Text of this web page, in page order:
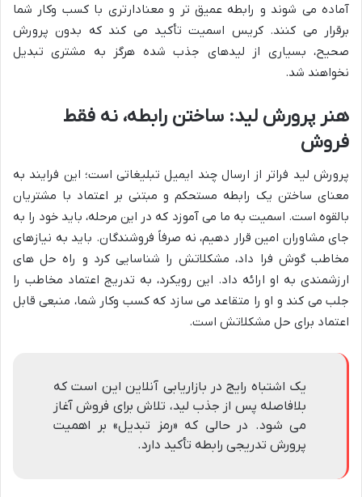
آماده می شوند و رابطه عمیق تر و معنادارتری با کسب وکار شما
برقرار می کنند. کریس اسمیت تأکید می کند که بدون پرورش
صحیح، بسیاری از لیدهای جذب شده هرگز به مشتری تبدیل
نخواهند شد.
هنر پرورش لید: ساختن رابطه، نه فقط
فروش
پرورش لید فراتر از ارسال چند ایمیل تبلیغاتی است؛ این فرایند به
معنای ساختن یک رابطه مستحکم و مبتنی بر اعتماد با مشتریان
بالقوه است. اسمیت به ما می آموزد که در این مرحله، باید خود را به
جای مشاوران امین قرار دهیم، نه صرفاً فروشندگان. باید به نیازهای
مخاطب گوش فرا داد، مشکلاتش را شناسایی کرد و راه حل های
ارزشمندی به او ارائه داد. این رویکرد، به تدریج اعتماد مخاطب را
جلب می کند و او را متقاعد می سازد که کسب وکار شما، منبعی قابل
اعتماد برای حل مشکلاتش است.
یک اشتباه رایج در بازاریابی آنلاین این است که
بلافاصله پس از جذب لید، تلاش برای فروش آغاز
می شود. در حالی که «رمز تبدیل» بر اهمیت
پرورش تدریجی رابطه تأکید دارد.